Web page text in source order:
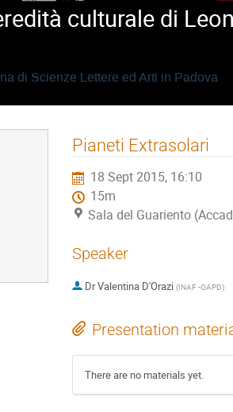
culturale di
di Scienze Lettere ed Arti in Padova
Pianeti Extrasolari
18 Sept 2015, 16:10
15m
Sala del Guariento
Speaker
DrValentina D'Orazi (INAF -OAPD)
Presentation
There are no materials yet.